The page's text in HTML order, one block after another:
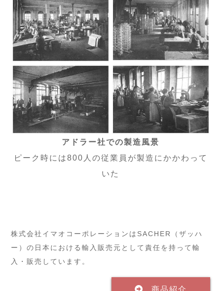
アドラー社での製造風景
ピーク時には800人の従業員が製造にかかわって
いた
株式会社イマオコーポレーションはSACHER（ザッハ
ー）の日本における輸入販売元として責任を持って輸
入・販売しています。